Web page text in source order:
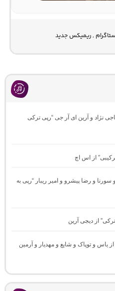
, ریمیکس جدید
نژاد و آرین ای آر جی “رپی ترکی
و رضا پیشرو و امیر ریبار “رپی به
از دیجی آرین
شکستم 4″رپی دپ” از یاس و توپاک و شایع و مهدیار و آرمین